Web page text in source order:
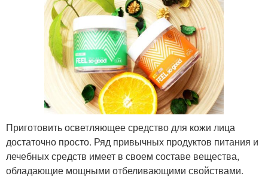
Приготовить осветляющее средство для кожи лица
достаточно просто. Ряд привычных продуктов питания и
лечебных средств имеет в своем составе вещества,
обладающие мощными отбеливающими свойствами.